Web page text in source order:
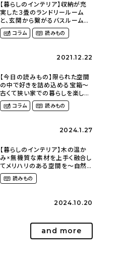
【暮らしのインテリア】収納が充
実した３畳のランドリールーム
と、玄関から繋がるバスルーム〜
家族それぞれがくつろげて、少し
遊び心のある家（megu6465さ
コラム 読みもの
2021.12.22
【今日の読みもの】限られた空間
の中で好きを詰め込める宝箱〜
古くて狭い家での暮らしを楽しむ
（2nyan_and_lifestylesさん）
コラム 読みもの
2024.1.27
【暮らしのインテリア】木の温か
み×無機質な素材を上手く融合し
てメリハリのある空間を〜自然
に囲まれて暮らす（ki_no_ieさ
ん） 読みもの
2024.10.20
and more